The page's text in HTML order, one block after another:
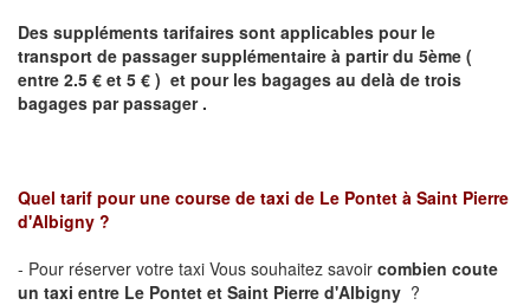
Des suppléments tarifaires sont applicables pour le
transport de passager supplémentaire à partir du 5ème (
entre 2.5 € et 5 € ) et pour les bagages au delà de trois
bagages par passager .
Quel tarif pour une course de taxi de Le Pontet à Saint Pierre
d'Albigny ?
- Pour réserver votre taxi Vous souhaitez savoir combien coute
un taxi entre Le Pontet et Saint Pierre d'Albigny ?